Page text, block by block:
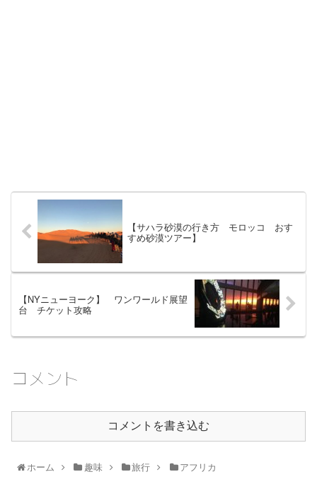
【サハラ砂漠の行き方 モロッコ おす
すめ砂漠ツアー】
【NYニューヨーク】 ワンワールド展望
台 チケット攻略
コメント
コメントを書き込む
ホーム 趣味 旅行 アフリカ